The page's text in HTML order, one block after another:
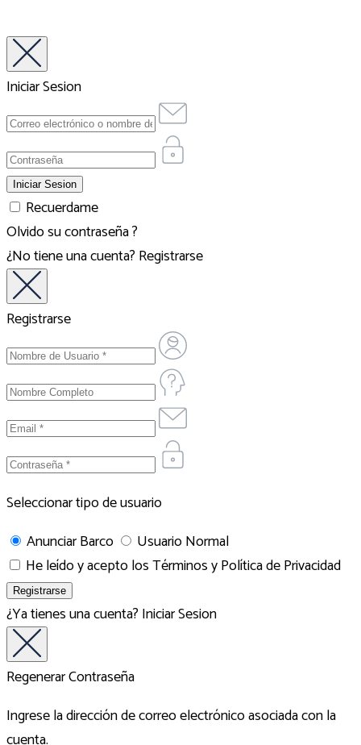
Iniciar Sesion
Recuerdame
Olvido su contraseña ?
¿No tiene una cuenta? Registrarse
Registrarse
Seleccionar tipo de usuario
Anunciar Barco
Usuario Normal
He leído y acepto losTérminos y Política de Privacidad
¿Ya tienes una cuenta? Iniciar Sesion
Regenerar Contraseña
Ingrese la dirección de correo electrónico asociada con la
cuenta.